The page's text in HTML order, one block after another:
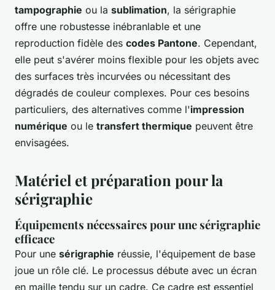
tampographie ou la sublimation, la sérigraphie
offre une robustesse inébranlable et une
reproduction fidèle des codes Pantone. Cependant,
elle peut s'avérer moins flexible pour les objets avec
des surfaces très incurvées ou nécessitant des
dégradés de couleur complexes. Pour ces besoins
particuliers, des alternatives comme l'impression
numérique ou le transfert thermique peuvent être
envisagées.
Matériel et préparation pour la
sérigraphie
Équipements nécessaires pour une sérigraphie
efficace
Pour une sérigraphie réussie, l'équipement de base
joue un rôle clé. Le processus débute avec un écran
en maille tendu sur un cadre. Ce cadre est essentiel